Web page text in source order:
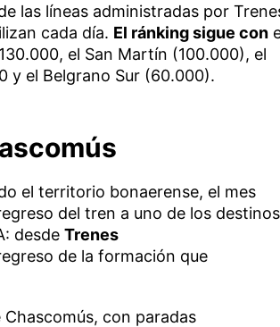
las líneas administradas por
cada día. El ránking sigue con
el San Martín (100.000), el
y el Belgrano Sur (60.000).
el territorio bonaerense, el mes
del tren a uno de los destinos
desde Trenes
de la formación que
con paradas